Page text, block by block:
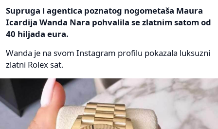
Supruga i agentica poznatog nogometaša Maura
Icardija Wanda Nara pohvalila se zlatnim satom od
40 hiljada eura.
Wanda je na svom Instagram profilu pokazala luksuzni
zlatni Rolex sat.